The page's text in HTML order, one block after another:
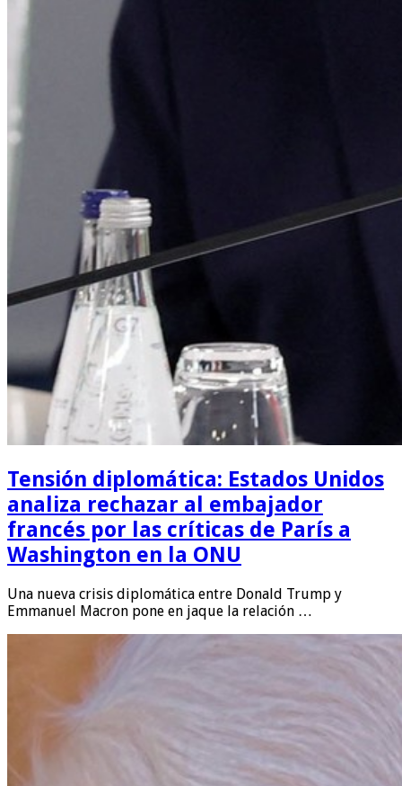
Tensión diplomática: Estados Unidos
analiza rechazar al embajador
francés por las críticas de París a
Washington en la ONU
Una nueva crisis diplomática entre Donald Trump y
Emmanuel Macron pone en jaque la relación …